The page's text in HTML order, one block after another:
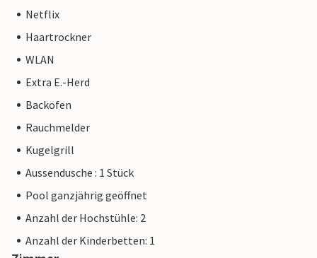
Netflix
Haartrockner
WLAN
Extra E.-Herd
Backofen
Rauchmelder
Kugelgrill
Aussendusche : 1 Stück
Pool ganzjährig geöffnet
Anzahl der Hochstühle: 2
Anzahl der Kinderbetten: 1